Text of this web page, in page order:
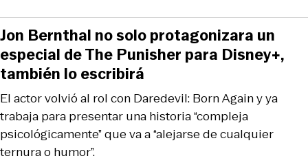
El actor volvió al rol con Daredevil: Born Again y ya
trabaja para presentar una historia “compleja
psicológicamente” que va a “alejarse de cualquier
ternura o humor”.
Jon Bernthal no solo protagonizara un
especial de The Punisher para Disney+,
también lo escribirá